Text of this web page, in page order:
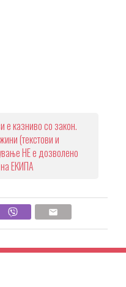
е казниво со закон.
(текстови и
НЕ е дозволено
ЕКИПА